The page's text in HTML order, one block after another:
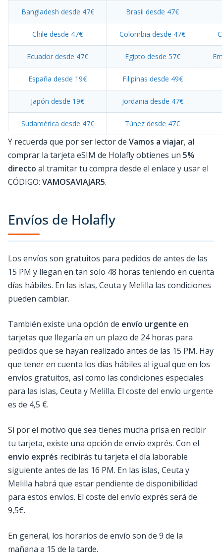
Bangladesh desde 47€ Brasil desde 47€
Chile desde 47€ Colombia desde 47€
Ecuador desde 47€ Egipto desde 57€
España desde 19€ Filipinas desde 49€
Japón desde 19€ Jordania desde 47€
Sudamérica desde 47€ Túnez desde 47€
Y recuerda que por ser lector de Vamos a viajar, al
comprar la tarjeta eSIM de Holafly obtienes un 5%
directo al tramitar tu compra desde el enlace y usar el
CÓDIGO: VAMOSAVIAJAR5.
Envíos de Holafly
Los envíos son gratuitos para pedidos de antes de las
15 PM y llegan en tan solo 48 horas teniendo en cuenta
días hábiles. En las islas, Ceuta y Melilla las condiciones
pueden cambiar.
También existe una opción de envío urgente en
tarjetas que llegaría en un plazo de 24 horas para
pedidos que se hayan realizado antes de las 15 PM. Hay
que tener en cuenta los días hábiles al igual que en los
envíos gratuitos, así como las condiciones especiales
para las islas, Ceuta y Melilla. El coste del envío urgente
es de 4,5 €.
Si por el motivo que sea tienes mucha prisa en recibir
tu tarjeta, existe una opción de envío exprés. Con el
envío exprés recibirás tu tarjeta el día laborable
siguiente antes de las 16 PM. En las islas, Ceuta y
Melilla habrá que estar pendiente de disponibilidad
para estos envíos. El coste del envío exprés será de
9,5€.
En general, los horarios de envío son de 9 de la
mañana a 15 de la tarde.